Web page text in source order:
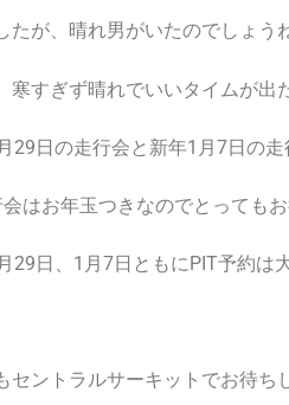
たが、晴れ男がいたのでしょう
寒すぎず晴れでいいタイムが出
29日の走行会と新年1月7日の
会はお年玉つきなのでとっても
29日、1月7日ともにPIT予約は
セントラルサーキットでお待ち